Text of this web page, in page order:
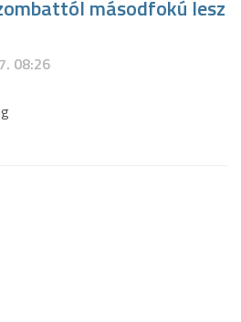
másodfokú lesz
08:26